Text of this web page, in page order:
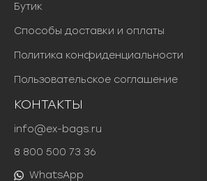
Бутик
Способы доставки и оплаты
Политика конфиденциальности
Пользовательское соглашение
КОНТАКТЫ
info@ex-bags.ru
8 800 500 73 36
WhatsApp